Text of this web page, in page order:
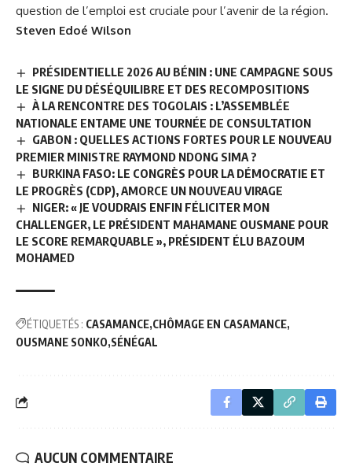
question de l’emploi est cruciale pour l’avenir de la région.
Steven Edoé Wilson
PRÉSIDENTIELLE 2026 AU BÉNIN : UNE CAMPAGNE SOUS
LE SIGNE DU DÉSÉQUILIBRE ET DES RECOMPOSITIONS
À LA RENCONTRE DES TOGOLAIS : L’ASSEMBLÉE
NATIONALE ENTAME UNE TOURNÉE DE CONSULTATION
GABON : QUELLES ACTIONS FORTES POUR LE NOUVEAU
PREMIER MINISTRE RAYMOND NDONG SIMA ?
BURKINA FASO: LE CONGRÈS POUR LA DÉMOCRATIE ET
LE PROGRÈS (CDP), AMORCE UN NOUVEAU VIRAGE
NIGER: « JE VOUDRAIS ENFIN FÉLICITER MON
CHALLENGER, LE PRÉSIDENT MAHAMANE OUSMANE POUR
LE SCORE REMARQUABLE », PRÉSIDENT ÉLU BAZOUM
MOHAMED
ÉTIQUETÉS : CASAMANCE CHÔMAGE EN CASAMANCE
OUSMANE SONKO SÉNÉGAL
AUCUN COMMENTAIRE